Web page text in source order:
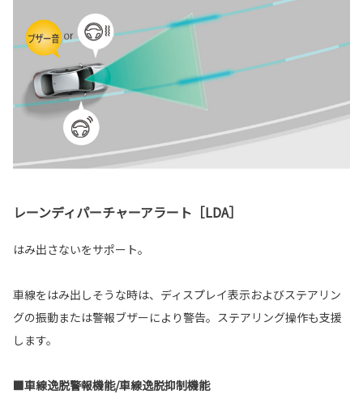
レーンディパーチャーアラート［LDA］
はみ出さないをサポート。
車線をはみ出しそうな時は、ディスプレイ表示およびステアリン
グの振動または警報ブザーにより警告。ステアリング操作も支援
します。
■車線逸脱警報機能/車線逸脱抑制機能